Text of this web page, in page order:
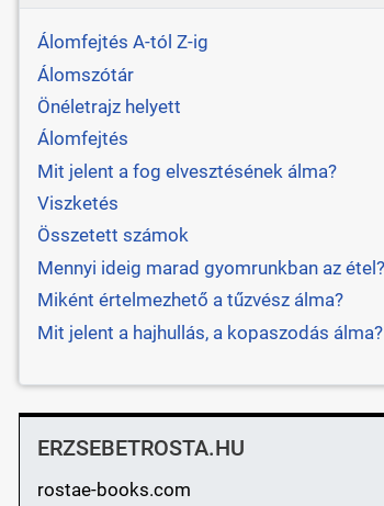
Álomfejtés A-tól Z-ig
Álomszótár
Önéletrajz helyett
Álomfejtés
Mit jelent a fog elvesztésének álma?
Viszketés
Összetett számok
Mennyi ideig marad gyomrunkban az étel?
Miként értelmezhető a tűzvész álma?
Mit jelent a hajhullás, a kopaszodás álma?
ERZSEBETROSTA.HU
rostae-books.com